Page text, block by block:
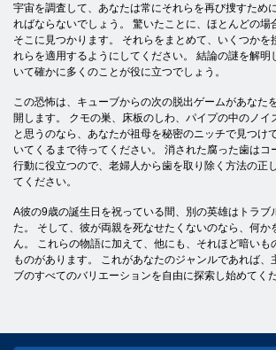
宇宙を調査して、あなたは常にそれらを再び捜すため
ればならないでしょう。 驚いたことに、ほとんどの場
そこに見つかります。 それらをまとめて、いくつかを
れらを適用するようにしてください。 結論の謎を解明
いて確かに多くのことが役に立つでしょう。
この恐怖は、キューブからの次の脱出ゲームがあなた
開します。 クモの巣、床板のしわ、パイプの中のノイ
と思うのなら、あなたが祖母を秘密のニッチで見つけ
いてくるまで待ってください。 消された腐った歯はコ
行動に役立つので、老婦人から歯を取り除く方法の正
てください。
A彼の9歳の誕生日を祝っている間、別の英雄はトラブ
た。 そして、彼が両親を死なせたくないのなら、何か
ん。 これらの物語に加えて、他にも、それほど暗いも
ものがあります。 これがあなたのジャンルであれば、
ブのすべてのバリエーションを自由に探索し始めてくだ